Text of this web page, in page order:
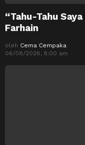
“Tahu-Tahu
Farhain
oleh Cema Cempaka
06/08/2026, 8:00 am